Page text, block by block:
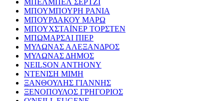
ΜΠΟΥΜΠΟΥΡΗ ΡΑΝΙΑ
ΜΠΟΥΡΔΑΚΟΥ ΜΑΡΩ
ΜΠΟΥΧΣΤΑΪΝΕΡ ΤΟΡΣΤΕΝ
ΜΠΩΜΑΡΣΑΙ ΠΙΕΡ
ΜΥΛΩΝΑΣ ΑΛΕΞΑΝΔΡΟΣ
ΜΥΛΩΝΑΣ ΔΗΜΟΣ
NEILSON ANTHONY
ΝΤΕΝΙΣΗ ΜΙΜΗ
ΞΑΝΘΟΥΛΗΣ ΓΙΑΝΝΗΣ
ΞΕΝΟΠΟΥΛΟΣ ΓΡΗΓΟΡΙΟΣ